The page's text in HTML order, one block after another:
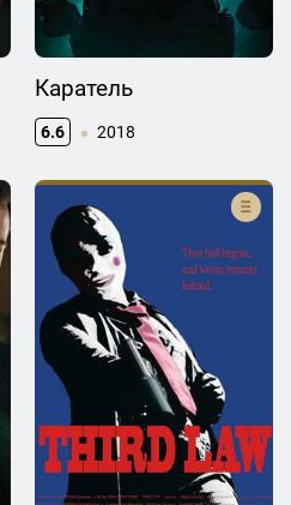
Каратель
6.6 2018